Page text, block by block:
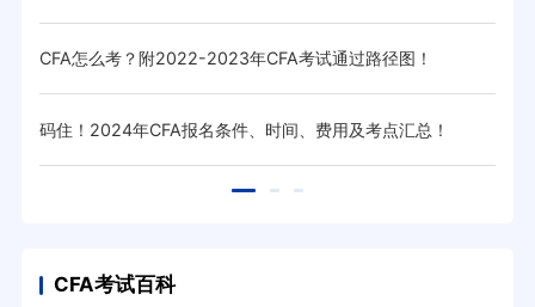
CFA怎么考？附2022-2023年CFA考试通过路径图！
码住！2024年CFA报名条件、时间、费用及考点汇总！
CFA考试百科